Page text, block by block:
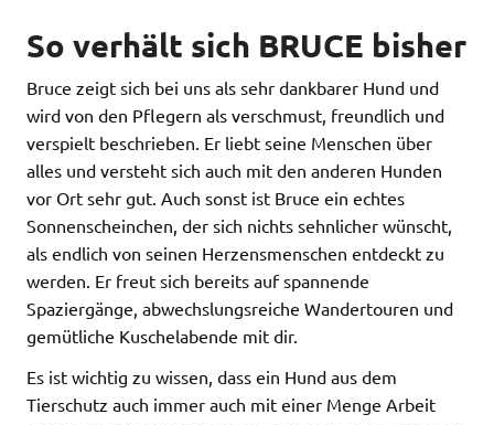
So verhält sich BRUCE bisher
Bruce zeigt sich bei uns als sehr dankbarer Hund und
wird von den Pflegern als verschmust, freundlich und
verspielt beschrieben. Er liebt seine Menschen über
alles und versteht sich auch mit den anderen Hunden
vor Ort sehr gut. Auch sonst ist Bruce ein echtes
Sonnenscheinchen, der sich nichts sehnlicher wünscht,
als endlich von seinen Herzensmenschen entdeckt zu
werden. Er freut sich bereits auf spannende
Spaziergänge, abwechslungsreiche Wandertouren und
gemütliche Kuschelabende mit dir.
Es ist wichtig zu wissen, dass ein Hund aus dem
Tierschutz auch immer auch mit einer Menge Arbeit